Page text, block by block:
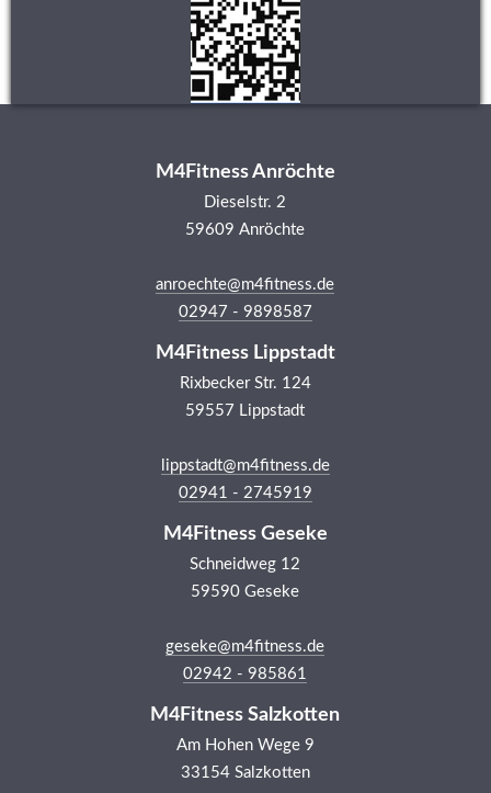
M4Fitness Anröchte
Dieselstr. 2
59609 Anröchte
anroechte@m4fitness.de
02947 - 9898587
M4Fitness Lippstadt
Rixbecker Str. 124
59557 Lippstadt
lippstadt@m4fitness.de
02941 - 2745919
M4Fitness Geseke
Schneidweg 12
59590 Geseke
geseke@m4fitness.de
02942 - 985861
M4Fitness Salzkotten
Am Hohen Wege 9
33154 Salzkotten